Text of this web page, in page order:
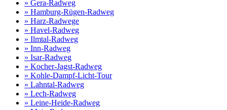
» Gera-Radweg
» Hamburg-Rügen-Radweg
» Harz-Radwege
» Havel-Radweg
» Ilmtal-Radweg
» Inn-Radweg
» Isar-Radweg
» Kocher-Jagst-Radweg
» Kohle-Dampf-Licht-Tour
» Lahntal-Radweg
» Lech-Radweg
» Leine-Heide-Radweg